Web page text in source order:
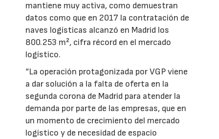
mantiene muy activa, como demuestran
datos como que en 2017 la contratación de
naves logísticas alcanzó en Madrid los
800.253 m², cifra récord en el mercado
logístico.
“La operación protagonizada por VGP viene
a dar solución a la falta de oferta en la
segunda corona de Madrid para atender la
demanda por parte de las empresas, que en
un momento de crecimiento del mercado
logístico y de necesidad de espacio